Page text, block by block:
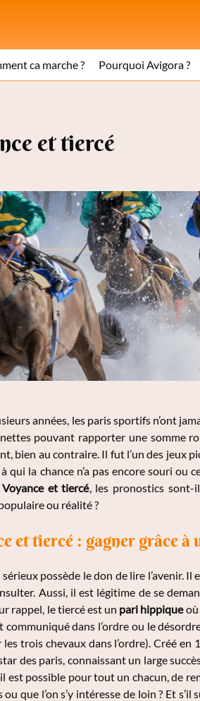
ca marche ? Pourquoi Avigora ?
et tiercé
années, les paris sportifs n’ont
pouvant rapporter une somme
bien au contraire. Il fut l’un des jeux
qui la chance n’a pas encore souri
Voyance et tiercé, les pronostics
ou réalité ?
et tiercé : gagner grâce à
possède le don de lire l’avenir.
Aussi, il est légitime de se
rappel, le tiercé est un pari hippiqueoù
communiqué dans l’ordre ou le
trois chevaux dans l’ordre). Créé en
des paris, connaissant un large
est possible pour tout un chacun, de
ou que l’on s’y intéresse de loin ? Et